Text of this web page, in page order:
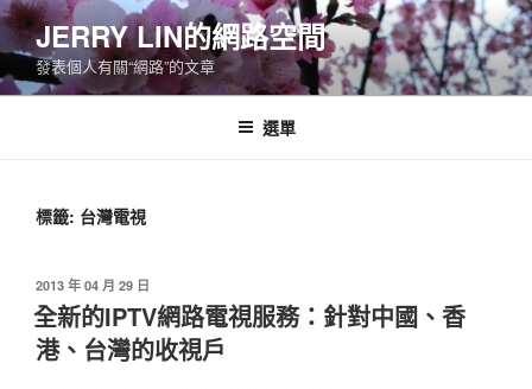
跳
至
主
要
JERRY LIN的網路空間
發表個人有關“網路”的文章
選單
標籤: 台灣電視
發
佈
於
2013 年 04 月 29 日
全新的IPTV網路電視服務：針對中國、香
港、台灣的收視戶